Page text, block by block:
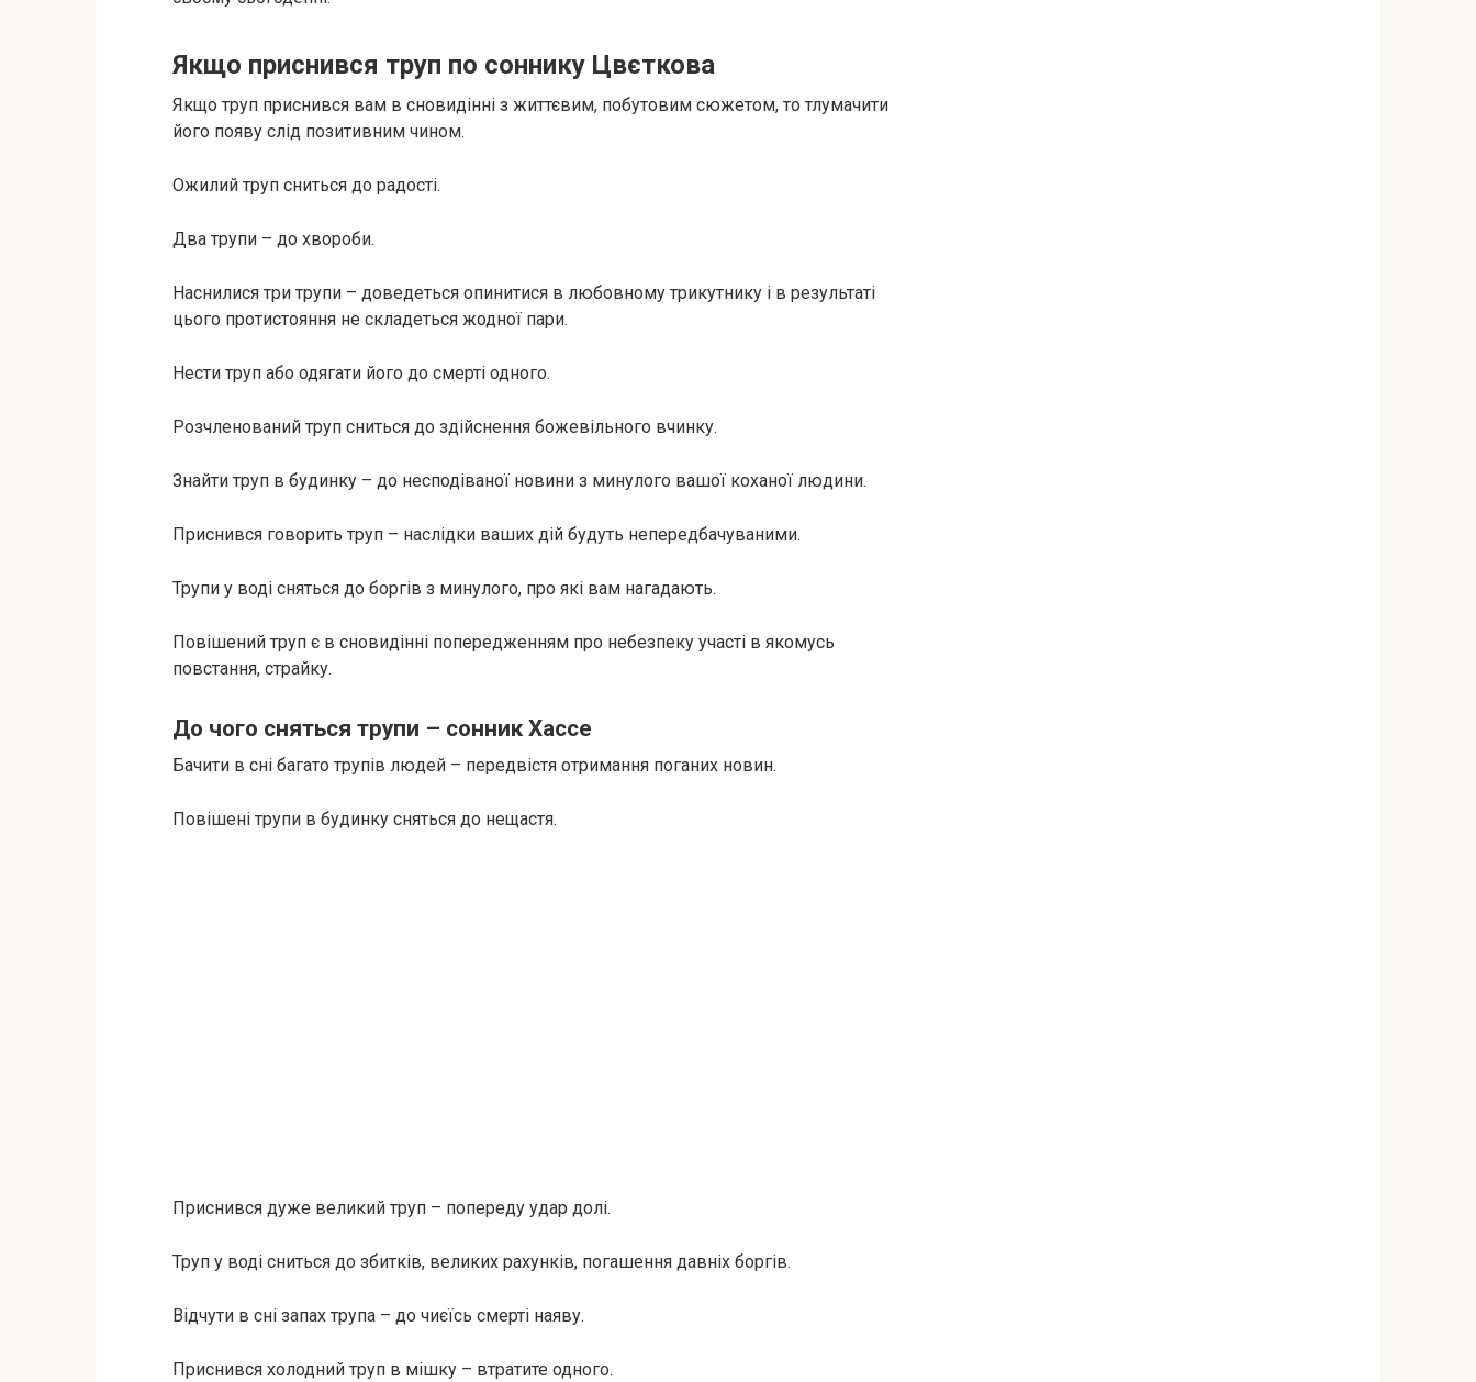
Якщо приснився труп по соннику Цвєткова
Якщо труп приснився вам в сновидінні з життєвим, побутовим сюжетом, то тлумачити
його появу слід позитивним чином.
Ожилий труп сниться до радості.
Два трупи – до хвороби.
Наснилися три трупи – доведеться опинитися в любовному трикутнику і в результаті
цього протистояння не складеться жодної пари.
Нести труп або одягати його до смерті одного.
Розчленований труп сниться до здійснення божевільного вчинку.
Знайти труп в будинку – до несподіваної новини з минулого вашої коханої людини.
Приснився говорить труп – наслідки ваших дій будуть непередбачуваними.
Трупи у воді сняться до боргів з минулого, про які вам нагадають.
Повішений труп є в сновидінні попередженням про небезпеку участі в якомусь
повстання, страйку.
До чого сняться трупи – сонник Хассе
Бачити в сні багато трупів людей – передвістя отримання поганих новин.
Повішені трупи в будинку сняться до нещастя.
Приснився дуже великий труп – попереду удар долі.
Труп у воді сниться до збитків, великих рахунків, погашення давніх боргів.
Відчути в сні запах трупа – до чиєїсь смерті наяву.
Приснився холодний труп в мішку – втратите одного.